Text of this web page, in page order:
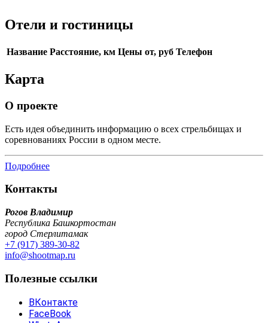
Отели и гостиницы
Название Расстояние, км Цены от, руб Телефон
Карта
О проекте
Есть идея объединить информацию о всех стрельбищах и
соревнованиях России в одном месте.
Подробнее
Контакты
Рогов Владимир
Республика Башкортостан
город Стерлитамак
+7 (917) 389-30-82
info@shootmap.ru
Полезные ссылки
ВКонтакте
FaceBook